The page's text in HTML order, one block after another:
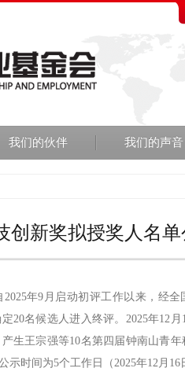
我们的伙伴 我们的声音
创新奖拟授奖人名单
年9月启动初评工作以来，经全
20名候选人进入终评。2025年12
生王宗强等10名第四届钟南山青年
时间为5个工作日（2025年12月16